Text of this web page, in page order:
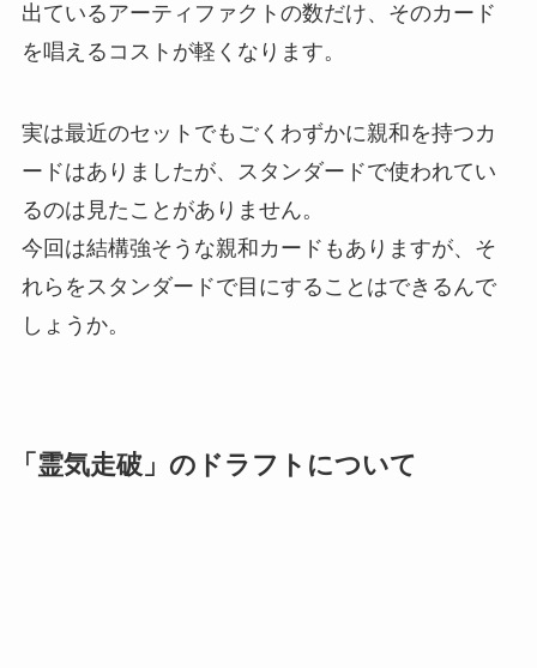
出ているアーティファクトの数だけ、そのカード
を唱えるコストが軽くなります。
実は最近のセットでもごくわずかに親和を持つカ
ードはありましたが、スタンダードで使われてい
るのは見たことがありません。
今回は結構強そうな親和カードもありますが、そ
れらをスタンダードで目にすることはできるんで
しょうか。
「霊気走破」のドラフトについて